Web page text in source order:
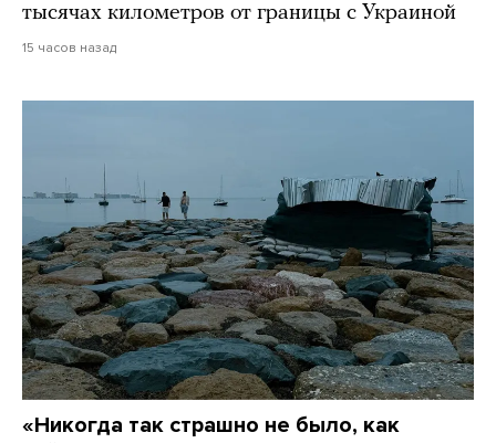
тысячах километров от границы с Украиной
15 часов назад
«Никогда так страшно не было, как